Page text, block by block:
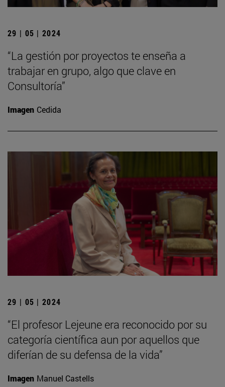
29 | 05 | 2024
“La gestión por proyectos te enseña a
trabajar en grupo, algo que clave en
Consultoría”
Imagen Cedida
29 | 05 | 2024
“El profesor Lejeune era reconocido por su
categoría científica aun por aquellos que
diferían de su defensa de la vida”
Imagen Manuel Castells